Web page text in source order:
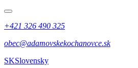
+421 326 490 325
obec@adamovskekochanovce.sk
SKSlovensky